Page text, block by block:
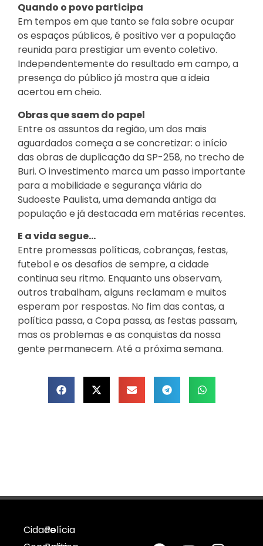
Quando o povo participa
Em tempos em que tanto se fala sobre ocupar
os espaços públicos, é positivo ver a população
reunida para prestigiar um evento coletivo.
Independentemente do resultado em campo, a
presença do público já mostra que a ideia
acertou em cheio.
Obras que saem do papel
Entre os assuntos da região, um dos mais
aguardados começa a se concretizar: o início
das obras de duplicação da SP-258, no trecho de
Buri. O investimento marca um passo importante
para a mobilidade e segurança viária do
Sudoeste Paulista, uma demanda antiga da
população e já destacada em matérias recentes.
E a vida segue…
Entre promessas políticas, cobranças, festas,
futebol e os desafios de sempre, a cidade
continua seu ritmo. Enquanto uns observam,
outros trabalham, alguns reclamam e muitos
esperam por respostas. No fim das contas, a
política passa, a Copa passa, as festas passam,
mas os problemas e as conquistas da nossa
gente permanecem. Até a próxima semana.
CidadePolícia